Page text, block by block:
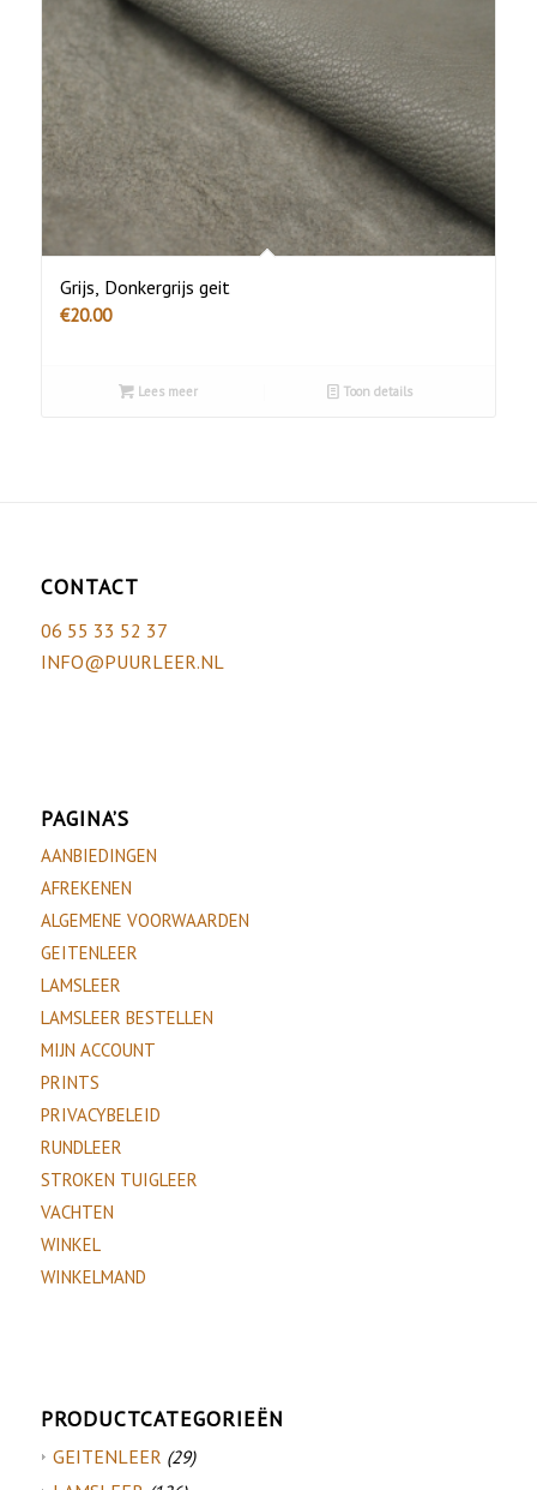
Grijs, Donkergrijs geit
€20.00
Lees meer Toon details
CONTACT
06 55 33 52 37
INFO@PUURLEER.NL
PAGINA’S
AANBIEDINGEN
AFREKENEN
ALGEMENE VOORWAARDEN
GEITENLEER
LAMSLEER
LAMSLEER BESTELLEN
MIJN ACCOUNT
PRINTS
PRIVACYBELEID
RUNDLEER
STROKEN TUIGLEER
VACHTEN
WINKEL
WINKELMAND
PRODUCTCATEGORIEËN
GEITENLEER (29)